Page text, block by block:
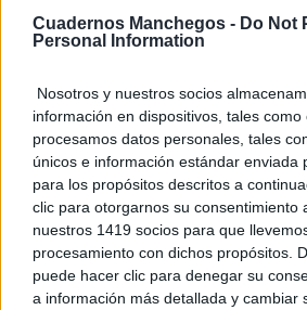
Cuadernos Manchegos - Do Not
Personal Information
Nosotros y nuestros socios
información en dispositivos, tales como
procesamos datos personales, tales
únicos e información estándar enviada
para los propósitos descritos a
clic para otorgarnos su consentimiento
nuestros 1419 socios para que
procesamiento con dichos propósitos.
puede hacer clic para denegar su
a información más detallada y cambiar
construcción de cuevas.
Como dato también de interés
la aparición de la filoxera en
tardía que en Europa, pues la
detectó fue en Francia en 1863,
España apareció en primer lugar